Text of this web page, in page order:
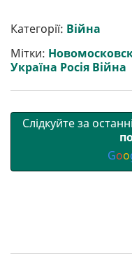
р
и
т
и
b
o
o
k
t
e
r
Категорії: Війна
Мітки:
Україна Росія Війна
Слідкуйте за
Goo